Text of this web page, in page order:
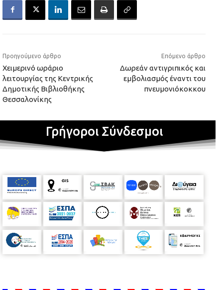
Προηγούμενο άρθρο
Xειμερινό ωράριο
λειτουργίας της Κεντρικής
Δημοτικής Βιβλιοθήκης
Θεσσαλονίκης
Επόμενο άρθρο
Δωρεάν αντιγριπικός και
εμβολιασμός έναντι του
πνευμονιόκοκκου
Γρήγοροι Σύνδεσμοι